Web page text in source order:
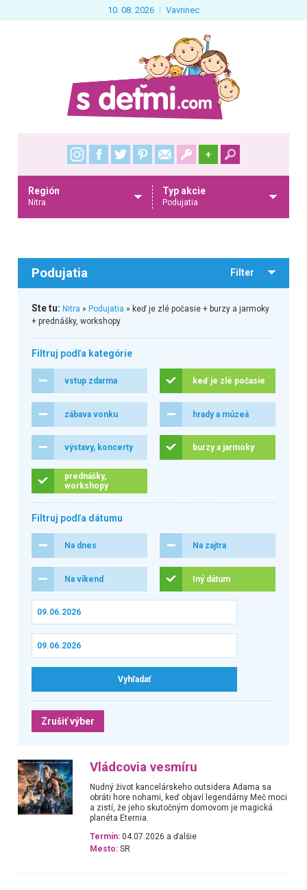
10. 08. 2026 Vavrinec
+
Región
Nitra
Typ akcie
Podujatia
Podujatia Filter
Ste tu: Nitra » Podujatia » keď je zlé počasie + burzy a jarmoky
+ prednášky, workshopy
Filtruj podľa kategórie
vstup zdarma keď je zlé počasie
zábava vonku hrady a múzeá
výstavy, koncerty burzy a jarmoky
prednášky,
workshopy
Filtruj podľa dátumu
Na dnes Na zajtra
Na víkend Iný dátum
Zrušiť výber
Vládcovia vesmíru
Nudný život kancelárskeho outsidera Adama sa
obráti hore nohami, keď objaví legendárny Meč moci
a zistí, že jeho skutočným domovom je magická
planéta Eternia.
Termín: 04.07.2026 a ďalšie
Mesto: SR